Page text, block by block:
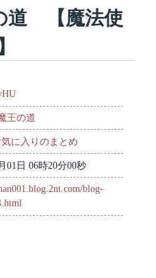
道 【魔法使
王の道
に入りのまとめ
01日 06時20分00秒
blog-